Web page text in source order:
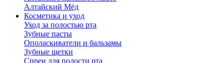
Алтайский Мёд
Косметика и уход
Уход за полостью рта
Зубные пасты
Ополаскиватели и бальзамы
Зубные щетки
Спреи для полости рта